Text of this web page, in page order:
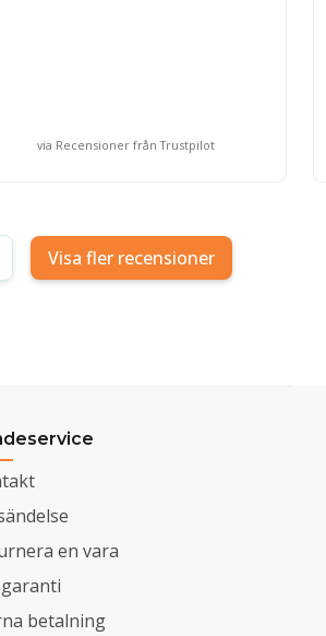
via Recensioner från Trustpilot
Visa fler recensioner
en vara
betalning